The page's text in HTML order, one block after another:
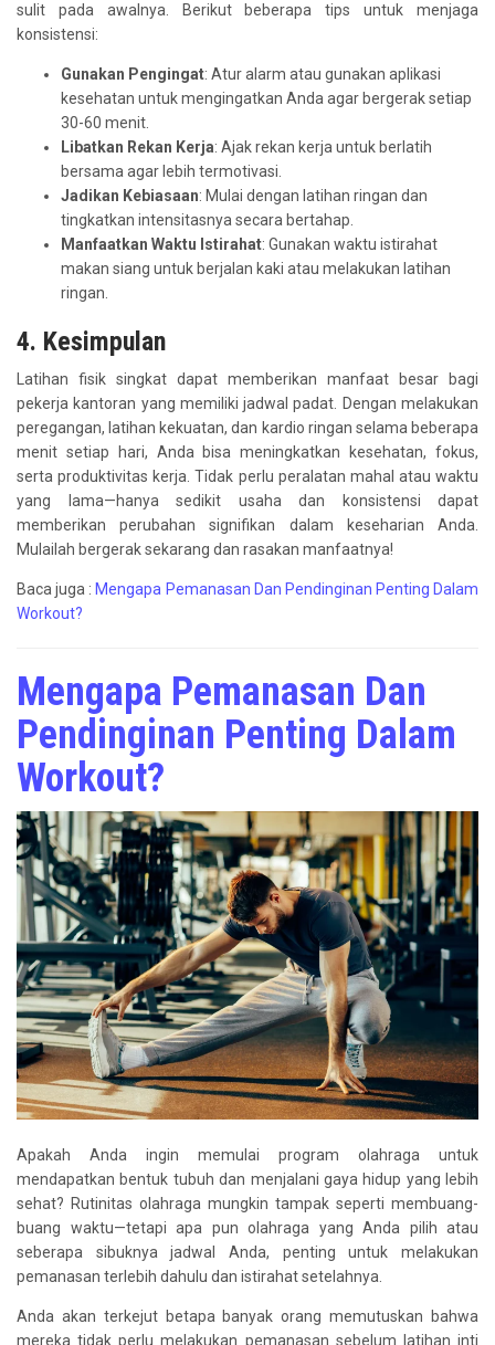
sulit pada awalnya. Berikut beberapa tips untuk menjaga
konsistensi:
Gunakan Pengingat: Atur alarm atau gunakan aplikasi
kesehatan untuk mengingatkan Anda agar bergerak setiap
30-60 menit.
Libatkan Rekan Kerja: Ajak rekan kerja untuk berlatih
bersama agar lebih termotivasi.
Jadikan Kebiasaan: Mulai dengan latihan ringan dan
tingkatkan intensitasnya secara bertahap.
Manfaatkan Waktu Istirahat: Gunakan waktu istirahat
makan siang untuk berjalan kaki atau melakukan latihan
ringan.
4. Kesimpulan
Latihan fisik singkat dapat memberikan manfaat besar bagi
pekerja kantoran yang memiliki jadwal padat. Dengan melakukan
peregangan, latihan kekuatan, dan kardio ringan selama beberapa
menit setiap hari, Anda bisa meningkatkan kesehatan, fokus,
serta produktivitas kerja. Tidak perlu peralatan mahal atau waktu
yang lama—hanya sedikit usaha dan konsistensi dapat
memberikan perubahan signifikan dalam keseharian Anda.
Mulailah bergerak sekarang dan rasakan manfaatnya!
Baca juga : Mengapa Pemanasan Dan Pendinginan Penting Dalam
Workout?
Mengapa Pemanasan Dan
Pendinginan Penting Dalam
Workout?
Apakah Anda ingin memulai program olahraga untuk
mendapatkan bentuk tubuh dan menjalani gaya hidup yang lebih
sehat? Rutinitas olahraga mungkin tampak seperti membuang-
buang waktu—tetapi apa pun olahraga yang Anda pilih atau
seberapa sibuknya jadwal Anda, penting untuk melakukan
pemanasan terlebih dahulu dan istirahat setelahnya.
Anda akan terkejut betapa banyak orang memutuskan bahwa
mereka tidak perlu melakukan pemanasan sebelum latihan inti